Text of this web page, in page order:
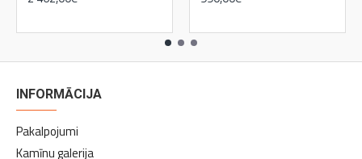
INFORMĀCIJA
Pakalpojumi
Kamīnu galerija